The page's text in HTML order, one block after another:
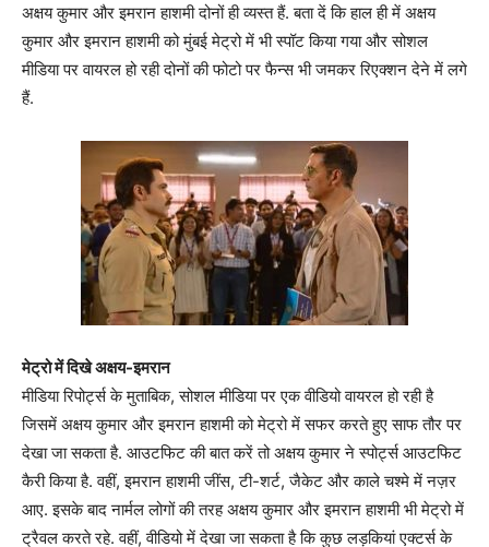
अक्षय कुमार और इमरान हाशमी दोनों ही व्यस्त हैं. बता दें कि हाल ही में अक्षय
कुमार और इमरान हाशमी को मुंबई मेट्रो में भी स्पॉट किया गया और सोशल
मीडिया पर वायरल हो रही दोनों की फोटो पर फैन्स भी जमकर रिएक्शन देने में लगे
हैं.
मेट्रो में दिखे अक्षय-इमरान
मीडिया रिपोर्ट्स के मुताबिक, सोशल मीडिया पर एक वीडियो वायरल हो रही है
जिसमें अक्षय कुमार और इमरान हाशमी को मेट्रो में सफर करते हुए साफ तौर पर
देखा जा सकता है. आउटफिट की बात करें तो अक्षय कुमार ने स्पोर्ट्स आउटफिट
कैरी किया है. वहीं, इमरान हाशमी जींस, टी-शर्ट, जैकेट और काले चश्मे में नज़र
आए. इसके बाद नार्मल लोगों की तरह अक्षय कुमार और इमरान हाशमी भी मेट्रो में
ट्रैवल करते रहे. वहीं, वीडियो में देखा जा सकता है कि कुछ लड़कियां एक्टर्स के